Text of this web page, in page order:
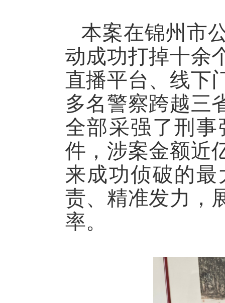
本案在锦州市
动成功打掉十余
直播平台、线下
多名警察跨越三
全部采强了刑
件，涉案金额近
来成功侦破的
责、精准发力，
率。